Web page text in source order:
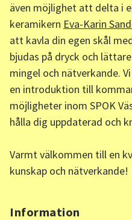
även möjlighet att delta i
keramikern Eva-Karin
att kavla din egen skål
bjudas på dryck och
mingel och nätverkande.
en introduktion till
möjligheter inom SPOK
hålla dig uppdaterad och
Varmt välkommen till en
kunskap och nätverkande!
Information